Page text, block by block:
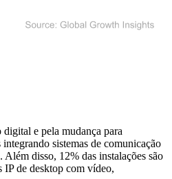
e pela mudança para
sistemas de comunicação
disso, 12% das instalações são
IP de desktop com vídeo,